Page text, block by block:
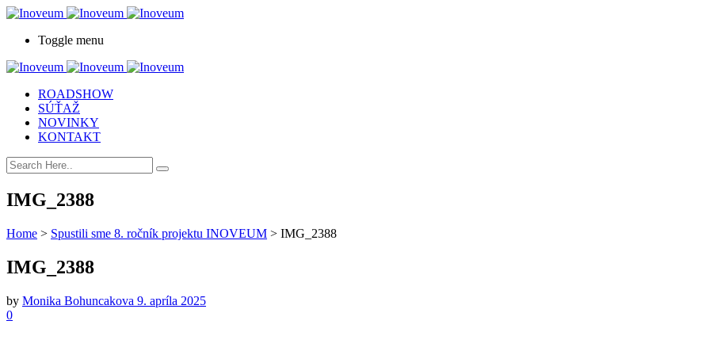
Toggle menu
ROADSHOW
SÚŤAŽ
NOVINKY
KONTAKT
IMG_2388
Home > Spustili sme 8. ročník projektu INOVEUM > IMG_2388
IMG_2388
by Monika Bohuncakova 9. apríla 2025
0